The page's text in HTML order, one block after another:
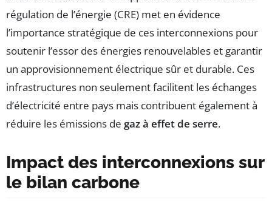
régulation de l’énergie (CRE) met en évidence
l’importance stratégique de ces interconnexions pour
soutenir l’essor des énergies renouvelables et garantir
un approvisionnement électrique sûr et durable. Ces
infrastructures non seulement facilitent les échanges
d’électricité entre pays mais contribuent également à
réduire les émissions de gaz à effet de serre.
Impact des interconnexions sur
le bilan carbone